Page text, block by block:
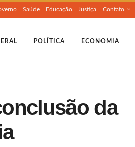
Saúde Educação Justiça Contato
POLÍTICA ECONOMIA
da